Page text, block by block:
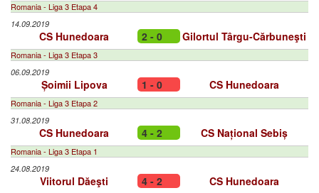
Romania - Liga 3 Etapa 4
14.09.2019
CS Hunedoara 2 - 0 Gilortul Târgu-Cărbuneşti
Romania - Liga 3 Etapa 3
06.09.2019
Șoimii Lipova 1 - 0 CS Hunedoara
Romania - Liga 3 Etapa 2
31.08.2019
CS Hunedoara 4 - 2 CS Național Sebiș
Romania - Liga 3 Etapa 1
24.08.2019
Viitorul Dăeşti 4 - 2 CS Hunedoara